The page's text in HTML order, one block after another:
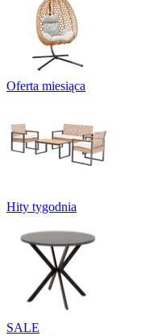
Oferta miesiąca
Hity tygodnia
SALE